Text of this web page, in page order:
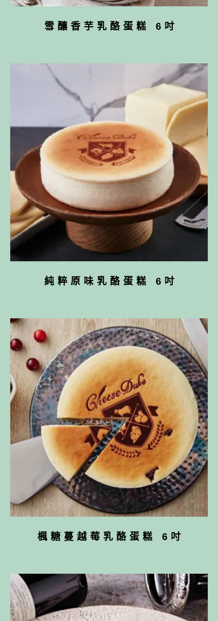
雪釀香芋乳酪蛋糕 6吋
純粹原味乳酪蛋糕 6吋
楓糖蔓越莓乳酪蛋糕 6吋